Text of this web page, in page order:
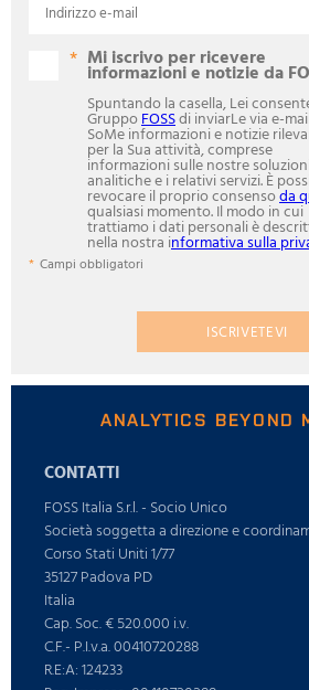
Indirizzo e-mail
Mi iscrivo per ricevere
informazioni e notizie da
Spuntando la casella, Lei
GruppoFOSSdi inviarLe via e-
SoMe informazioni e notizie
per la Sua attività, comprese
informazioni sulle nostre
analitiche e i relativi servizi. È
revocare il proprio consensoda
qualsiasi momento. Il modo in cui
trattiamo i dati personali è
nella nostra informativa sulla
Campi obbligatori
ISCRIVETEVI
ANALYTICS BEYOND
CONTATTI
FOSS Italia S.r.l. - Socio Unico
Società soggetta a direzione e
Corso Stati Uniti 1/77
35127 Padova PD
Italia
Cap. Soc. € 520.000 i.v.
C.F.- P.I.v.a. 00410720288
R.E:A: 124233